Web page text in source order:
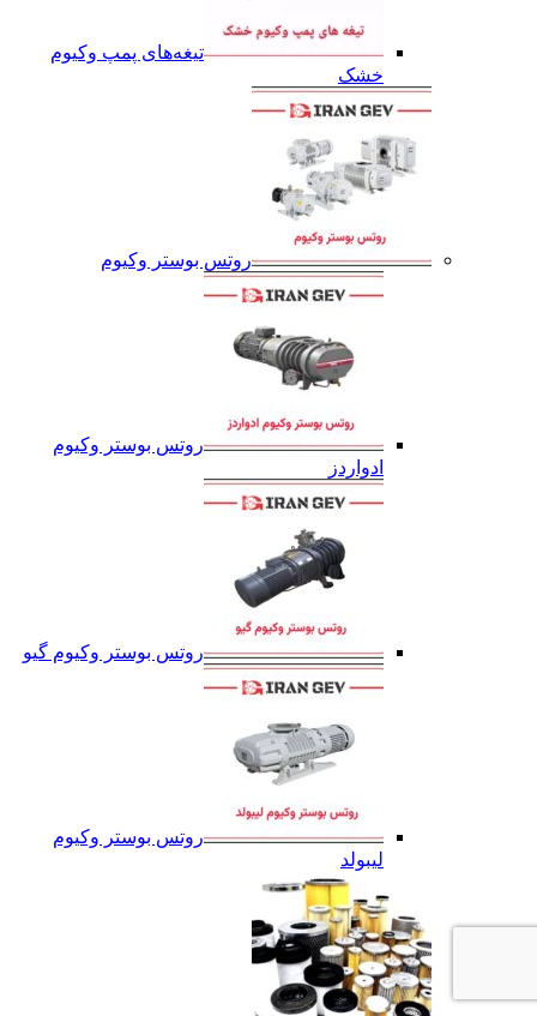
تیغه‌های پمپ وکیوم
خشک
روتس بوستر وکیوم
روتس بوستر وکیوم
ادواردز
روتس بوستر وکیوم گیو
روتس بوستر وکیوم
لیبولد